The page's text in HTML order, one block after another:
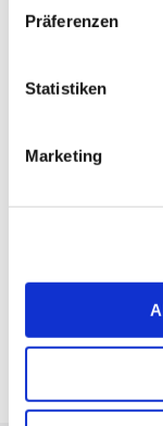
Präferenzen
Statistiken
Marketing
Verkehrs-
Google